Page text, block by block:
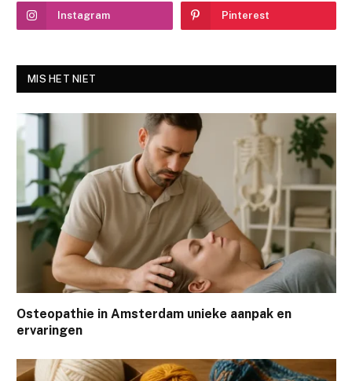
Instagram Pinterest
MIS HET NIET
Osteopathie in Amsterdam unieke aanpak en
ervaringen